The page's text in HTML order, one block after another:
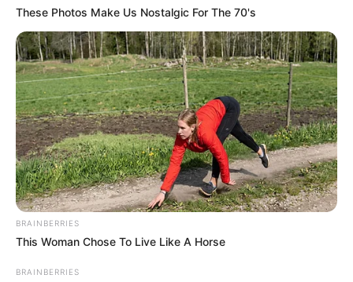
These Photos Make Us Nostalgic For The 70's
BRAINBERRIES
This Woman Chose To Live Like A Horse
BRAINBERRIES